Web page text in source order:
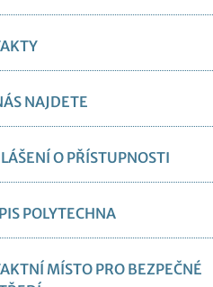
NAJDETE
O PŘÍSTUPNOSTI
POLYTECHNA
MÍSTO PRO BEZPEČNÉ